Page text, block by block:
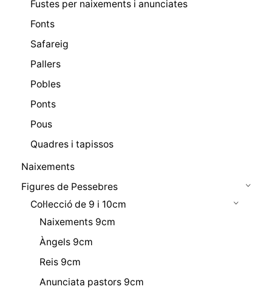
Fustes per naixements i anunciates
Fonts
Safareig
Pallers
Pobles
Ponts
Pous
Quadres i tapissos
Naixements
Figures de Pessebres
Col·lecció de 9 i 10cm
Naixements 9cm
Àngels 9cm
Reis 9cm
Anunciata pastors 9cm